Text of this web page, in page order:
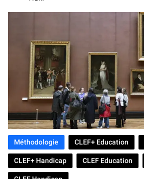
Méthodologie CLEF+ Education
CLEF+ Handicap CLEF Education